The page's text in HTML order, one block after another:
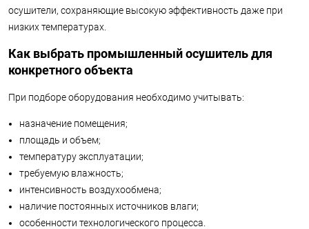
осушители, сохраняющие высокую эффективность даже при
низких температурах.
Как выбрать промышленный осушитель для
конкретного объекта
При подборе оборудования необходимо учитывать:
назначение помещения;
площадь и объем;
температуру эксплуатации;
требуемую влажность;
интенсивность воздухообмена;
наличие постоянных источников влаги;
особенности технологического процесса.